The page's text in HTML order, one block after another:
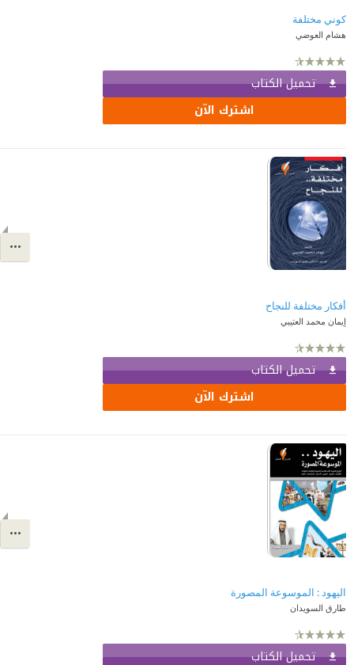
كوني مختلفة
هشام العوضي
تحميل الكتاب
اشترك الآن
إيمان محمد العتيبي
تحميل الكتاب
اشترك الآن
اليهود : الموسوعة المصورة
طارق السويدان
تحميل الكتاب